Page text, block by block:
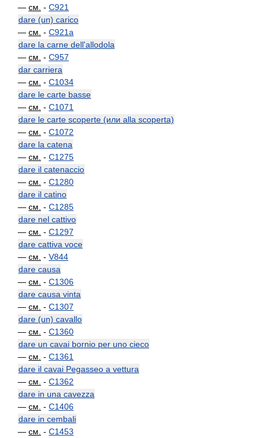
— см. - C921
dare (un) carico
— см. - C921a
dare la carne dell'allodola
— см. - C957
dar carriera
— см. - C1034
dare le carte basse
— см. - C1071
dare le carte scoperte (или alla scoperta)
— см. - C1072
dare la catena
— см. - C1275
dare il catenaccio
— см. - C1280
dare il catino
— см. - C1285
dare nel cattivo
— см. - C1297
dare cattiva voce
— см. - V844
dare causa
— см. - C1306
dare causa vinta
— см. - C1307
dare (un) cavallo
— см. - C1360
dare un cavai bornio per uno cieco
— см. - C1361
dare il cavai Pegasseo a vettura
— см. - C1362
dare in una cavezza
— см. - C1406
dare in cembali
— см. - C1453